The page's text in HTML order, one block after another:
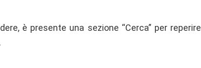
è presente una sezione “Cerca” per reperire